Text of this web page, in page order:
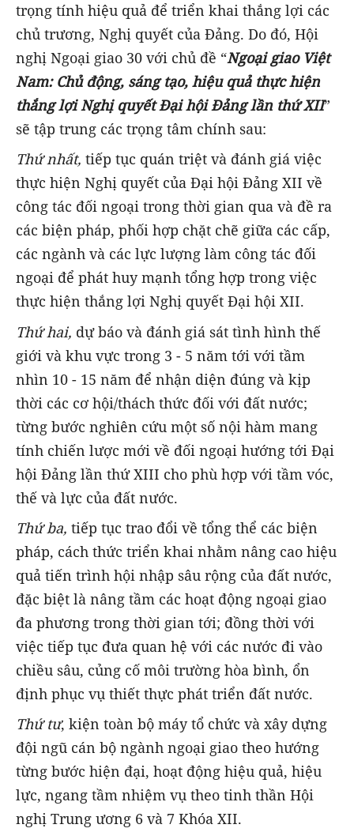
trọng tính hiệu quả để triển khai thắng lợi các
chủ trương, Nghị quyết của Đảng. Do đó, Hội
nghị Ngoại giao 30 với chủ đề “Ngoại giao Việt
Nam: Chủ động, sáng tạo, hiệu quả thực hiện
thắng lợi Nghị quyết Đại hội Đảng lần thứ XII”
sẽ tập trung các trọng tâm chính sau:
Thứ nhất, tiếp tục quán triệt và đánh giá việc
thực hiện Nghị quyết của Đại hội Đảng XII về
công tác đối ngoại trong thời gian qua và đề ra
các biện pháp, phối hợp chặt chẽ giữa các cấp,
các ngành và các lực lượng làm công tác đối
ngoại để phát huy mạnh tổng hợp trong việc
thực hiện thắng lợi Nghị quyết Đại hội XII.
Thứ hai, dự báo và đánh giá sát tình hình thế
giới và khu vực trong 3 - 5 năm tới với tầm
nhìn 10 - 15 năm để nhận diện đúng và kịp
thời các cơ hội/thách thức đối với đất nước;
từng bước nghiên cứu một số nội hàm mang
tính chiến lược mới về đối ngoại hướng tới Đại
hội Đảng lần thứ XIII cho phù hợp với tầm vóc,
thế và lực của đất nước.
Thứ ba, tiếp tục trao đổi về tổng thể các biện
pháp, cách thức triển khai nhằm nâng cao hiệu
quả tiến trình hội nhập sâu rộng của đất nước,
đặc biệt là nâng tầm các hoạt động ngoại giao
đa phương trong thời gian tới; đồng thời với
việc tiếp tục đưa quan hệ với các nước đi vào
chiều sâu, củng cố môi trường hòa bình, ổn
định phục vụ thiết thực phát triển đất nước.
Thứ tư, kiện toàn bộ máy tổ chức và xây dựng
đội ngũ cán bộ ngành ngoại giao theo hướng
từng bước hiện đại, hoạt động hiệu quả, hiệu
lực, ngang tầm nhiệm vụ theo tinh thần Hội
nghị Trung ương 6 và 7 Khóa XII.